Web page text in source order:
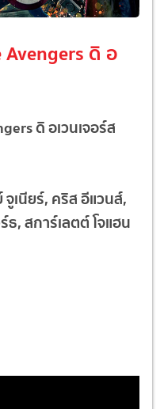
Avengers ดิ อ
ดิ อเวนเจอร์ส
เนียร์, คริส อีแวนส์,
ธ, สการ์เลตต์ โจแฮน